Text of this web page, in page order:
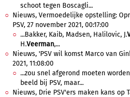
schoot tegen Boscagli...
Nieuws, Vermoedelijke opstelling:
PSV, 27 november 2021, 00:17:00
...Bakker, Kaib, Madsen, Halilovic, J.
H.Veerman,...
Nieuws, 'PSV wil komst Marco van
2021, 11:08:00
...zou snel afgerond moeten
beeld bij PSV, maar...
Nieuws, Drie PSV'ers maken kans op